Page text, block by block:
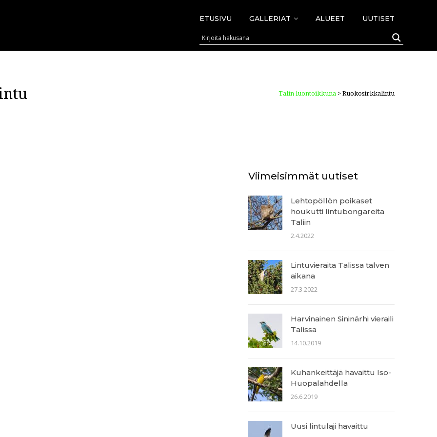
ETUSIVU GALLERIAT ALUEET UUTISET
Talin luontoikkuna > Ruokosirkkalintu
Viimeisimmät uutiset
Lehtopöllön poikaset
houkutti lintubongareita
Taliin
2.4.2022
Lintuvieraita Talissa talven
aikana
27.3.2022
Harvinainen Sininärhi vieraili
Talissa
14.10.2019
Kuhankeittäjä havaittu Iso-
Huopalahdella
26.6.2019
Uusi lintulaji havaittu